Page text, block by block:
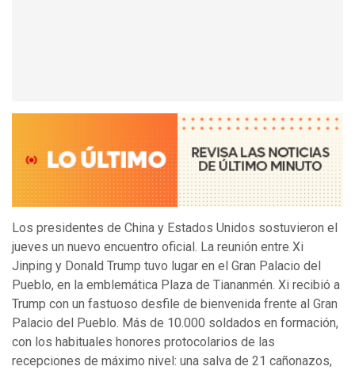
Los presidentes de China y Estados Unidos sostuvieron el
jueves un nuevo encuentro oficial. La reunión entre Xi
Jinping y Donald Trump tuvo lugar en el Gran Palacio del
Pueblo, en la emblemática Plaza de Tiananmén. Xi recibió a
Trump con un fastuoso desfile de bienvenida frente al Gran
Palacio del Pueblo. Más de 10.000 soldados en formación,
con los habituales honores protocolarios de las
recepciones de máximo nivel: una salva de 21 cañonazos,